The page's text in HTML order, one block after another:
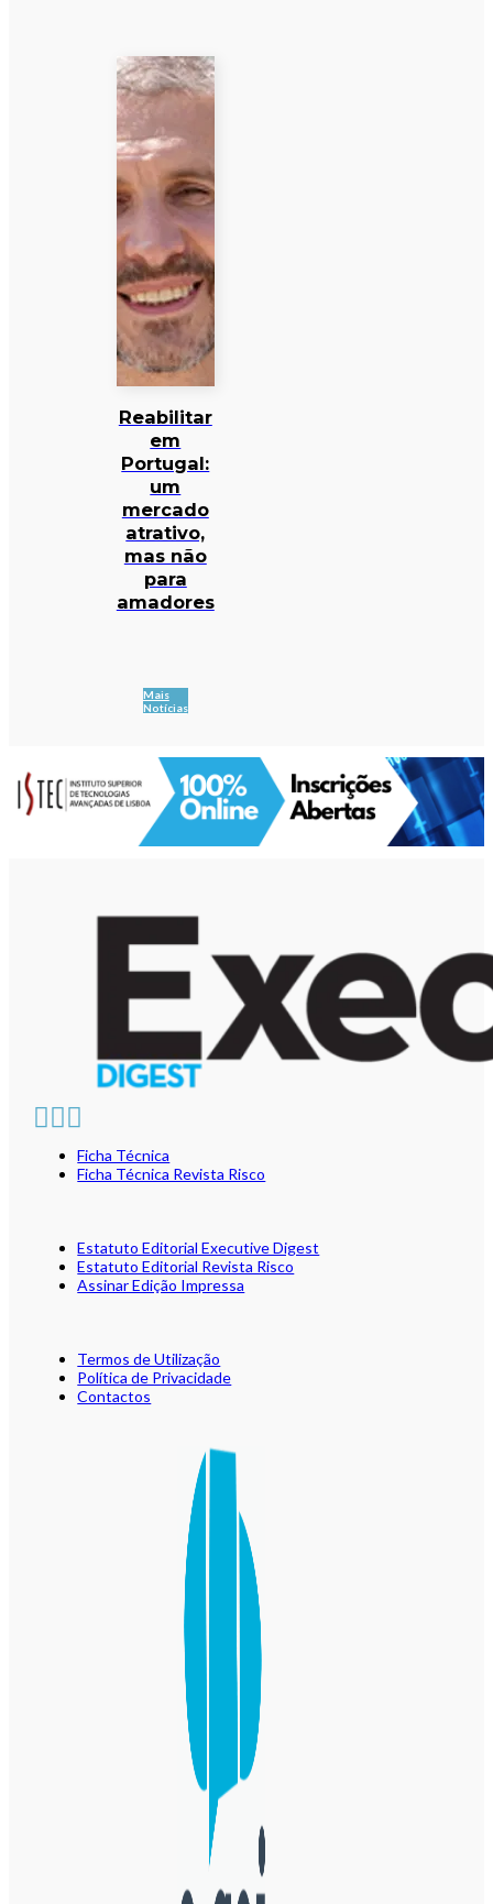
Reabilitar
em
Portugal:
um
mercado
atrativo,
mas não
para
amadores
Mais
Notícias
Ficha Técnica
Ficha Técnica Revista Risco
Estatuto Editorial Executive Digest
Estatuto Editorial Revista Risco
Assinar Edição Impressa
Termos de Utilização
Política de Privacidade
Contactos